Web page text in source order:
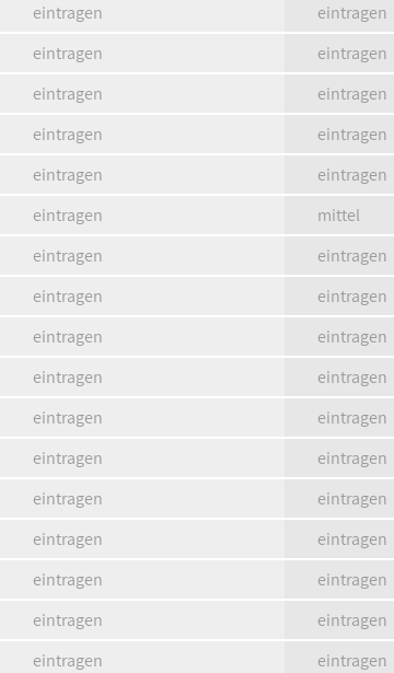
eintragen
eintragen
eintragen
eintragen
eintragen
eintragen
eintragen
eintragen
eintragen
eintragen
eintragen
mittel
eintragen
eintragen
eintragen
eintragen
eintragen
eintragen
eintragen
eintragen
eintragen
eintragen
eintragen
eintragen
eintragen
eintragen
eintragen
eintragen
eintragen
eintragen
eintragen
eintragen
eintragen
eintragen